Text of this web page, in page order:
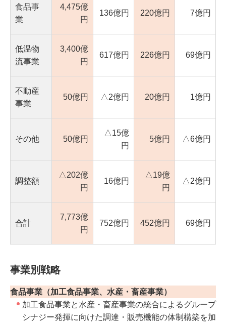
食品事
業
4,475億
円
136億円 220億円 7億円
低温物
流事業
3,400億
円
617億円 226億円 69億円
不動産
事業
50億円 △2億円 20億円 1億円
その他 50億円
△15億
円
5億円 △6億円
調整額
△202億
円
16億円
△19億
円
△2億円
合計
7,773億
円
752億円 452億円 69億円
事業別戦略
食品事業（加工食品事業、水産・畜産事業）
加工食品事業と水産・畜産事業の統合によるグループ
シナジー発揮に向けた調達・販売機能の体制構築を加